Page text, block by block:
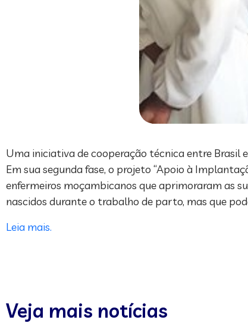
Uma iniciativa de cooperação técnica entre
Em sua segunda fase, o projeto “Apoio à
enfermeiros moçambicanos que aprimoraram as
nascidos durante o trabalho de parto, mas que
Leia mais.
Veja mais notícias